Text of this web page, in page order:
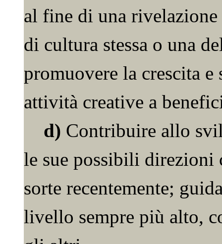
al fine di una
di cultura stessa o una
promuovere la crescita
attività creative a
d) Contribuire allo
le sue possibili direzioni
sorte recentemente;
livello sempre più alto,